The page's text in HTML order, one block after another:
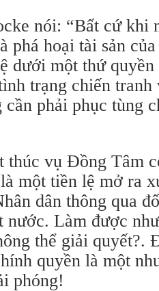
nói: “Bất cứ khi
phá hoại tài sản
dưới một thứ
trạng chiến
phải phục tùng
thúc vụ Đồng Tâm
một tiền lệ mở ra
dân thông qua
nước. Làm được
thể giải quyết?.
quyền là một
phóng!